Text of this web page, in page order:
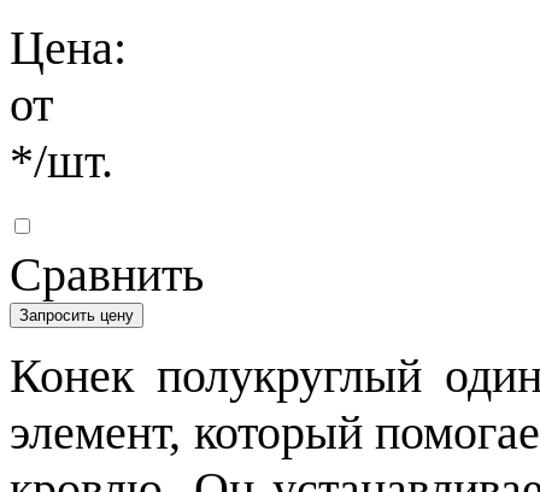
Цена:
от
*/шт.
Сравнить
Запросить цену
Конек полукруглый
элемент, который